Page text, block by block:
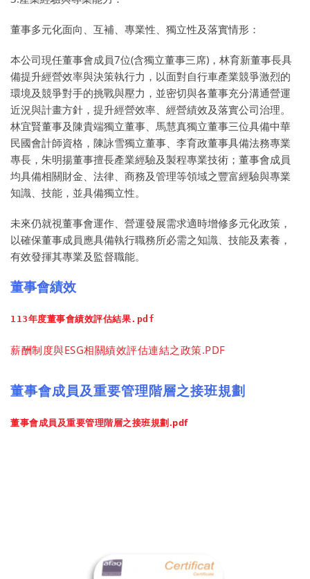
董事多元化面向、互補、專業性、獨立性及落實情形：
本公司現任董事會成員7位(含獨立董事三席)，林育新董事長具
備提升經營效率與決策執行力，以面對自行車產業競爭激烈的
環境及競爭對手的挑戰與壓力，並密切與各董事充分溝通營運
近況與計畫方針，提升經營效率、經營績效及落實公司治理。
林宜賢董事及陳貴端獨立董事、馬慧真獨立董事三位具備中華
民國會計師資格，陳詠雪獨立董事、李育政董事具備法務專業
專長，朱明揚董事擅長產業經驗及製程專業技術；董事會成員
均具備相關財金、法律、商務及管理等領域之豐富經驗與專業
知識、技能，並具備獨立性。
未來仍就視董事會運作、營運發展需求適時增修多元化政策，
以確保董事成員應具備執行職務所必需之知識、技能及素養，
有效發揮其專業及監督職能。
董事會績效
113年度董事會績效評估結果.pdf
薪酬制度與ESG相關績效評估連結之政策.PDF
董事會成員及重要管理階層之接班規劃
董事會成員及重要管理階層之接班規劃.pdf